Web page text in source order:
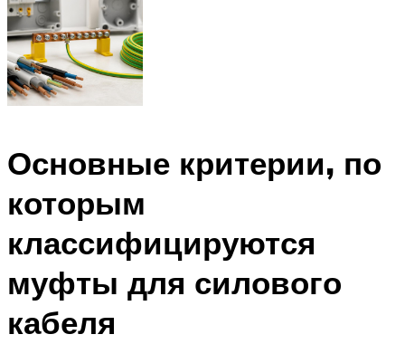
Основные критерии, по
которым
классифицируются
муфты для силового
кабеля